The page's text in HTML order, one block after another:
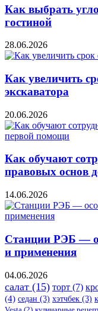
Как выбрать
гостиной
28.06.2026
Как увеличить
экскаватора
20.06.2026
Как обучают
правовых основ
14.06.2026
Станции РЭБ —
и применения
04.06.2026
салат (15) торт (7)
(4) седан (3) хэтчбек (3)